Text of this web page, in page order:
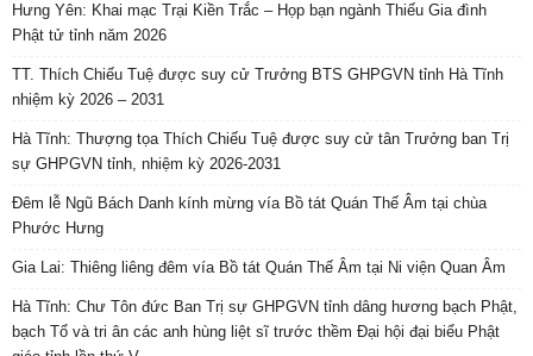
Hưng Yên: Khai mạc Trại Kiền Trắc – Họp bạn ngành Thiếu Gia đình
Phật tử tỉnh năm 2026
TT. Thích Chiếu Tuệ được suy cử Trưởng BTS GHPGVN tỉnh Hà Tĩnh
nhiệm kỳ 2026 – 2031
Hà Tĩnh: Thượng tọa Thích Chiếu Tuệ được suy cử tân Trưởng ban Trị
sự GHPGVN tỉnh, nhiệm kỳ 2026-2031
Đêm lễ Ngũ Bách Danh kính mừng vía Bồ tát Quán Thế Âm tại chùa
Phước Hưng
Gia Lai: Thiêng liêng đêm vía Bồ tát Quán Thế Âm tại Ni viện Quan Âm
Hà Tĩnh: Chư Tôn đức Ban Trị sự GHPGVN tỉnh dâng hương bạch Phật,
bạch Tổ và tri ân các anh hùng liệt sĩ trước thềm Đại hội đại biểu Phật